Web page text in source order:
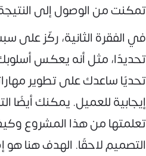
تمكنت من الوصول إلى النتيجة
في الفقرة الثانية، ركّز على
تحديدًا، مثل أنه يعكس
تحديًا ساعدك على تطوير
إيجابية للعميل. يمكنك أيضًا
تعلمتها من هذا المشروع
التصميم لاحقًا. الهدف هنا